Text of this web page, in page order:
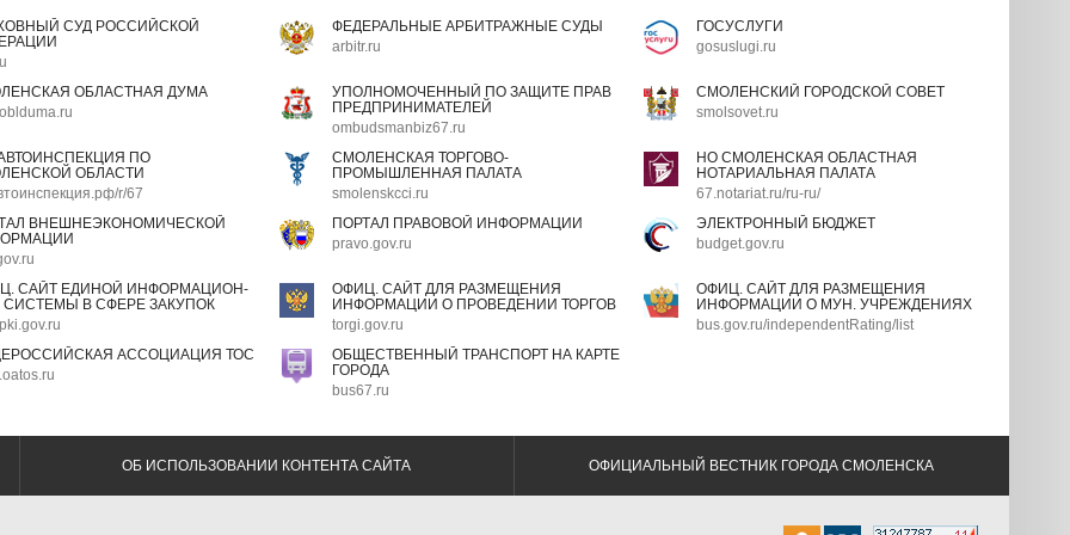
СУД РОССИЙСКОЙ
ФЕДЕРАЛЬНЫЕ АРБИТРАЖНЫЕ СУДЫ
arbitr.ru
ГОСУСЛУГИ
gosuslugi.ru
ОБЛАСТНАЯ ДУМА
УПОЛНОМОЧЕННЫЙ ПО ЗАЩИТЕ ПРАВ
ПРЕДПРИНИМАТЕЛЕЙ
ombudsmanbiz67.ru
СМОЛЕНСКИЙ ГОРОДСКОЙ СОВЕТ
smolsovet.ru
ПО
ОБЛАСТИ
r/67
СМОЛЕНСКАЯ ТОРГОВО-
ПРОМЫШЛЕННАЯ ПАЛАТА
smolenskcci.ru
НО СМОЛЕНСКАЯ ОБЛАСТНАЯ
НОТАРИАЛЬНАЯ ПАЛАТА
67.notariat.ru/ru-ru/
ВНЕШНЕЭКОНОМИЧЕСКОЙ
ПОРТАЛ ПРАВОВОЙ ИНФОРМАЦИИ
pravo.gov.ru
ЭЛЕКТРОННЫЙ БЮДЖЕТ
budget.gov.ru
САЙТ ЕДИНОЙ ИНФОРМАЦИОН-
СИСТЕМЫ В СФЕРЕ ЗАКУПОК
ОФИЦ. САЙТ ДЛЯ РАЗМЕЩЕНИЯ
ИНФОРМАЦИИ О ПРОВЕДЕНИИ ТОРГОВ
torgi.gov.ru
ОФИЦ. САЙТ ДЛЯ РАЗМЕЩЕНИЯ
ИНФОРМАЦИИ О МУН. УЧРЕЖДЕНИЯХ
bus.gov.ru/independentRating/list
АССОЦИАЦИЯ ТОС
ОБЩЕСТВЕННЫЙ ТРАНСПОРТ НА КАРТЕ
ГОРОДА
bus67.ru
ОБ ИСПОЛЬЗОВАНИИ КОНТЕНТА САЙТА ОФИЦИАЛЬНЫЙ ВЕСТНИК ГОРОДА СМОЛЕНСКА